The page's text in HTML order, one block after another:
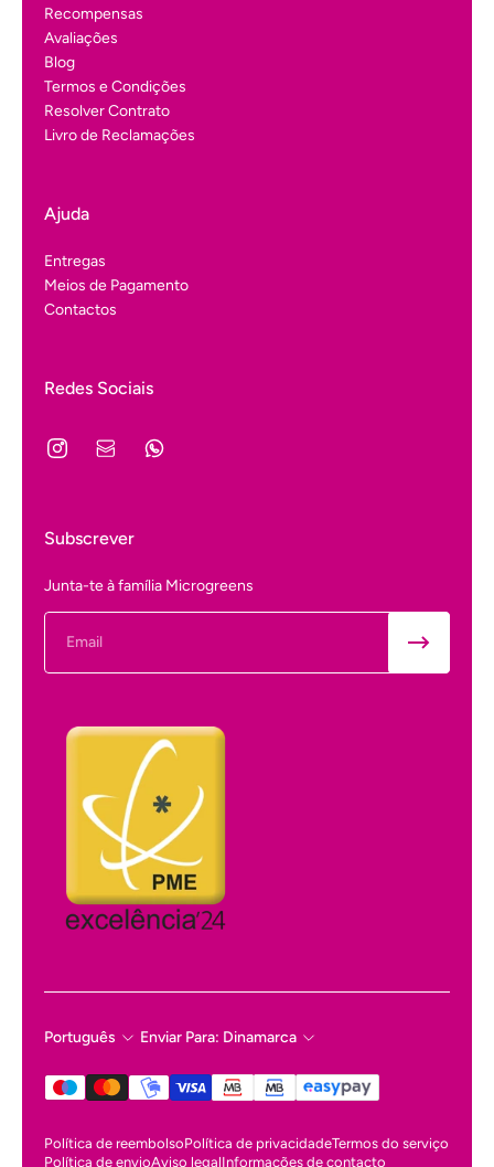
Recompensas
Avaliações
Blog
Termos e Condições
Resolver Contrato
Livro de Reclamações
Ajuda
Entregas
Meios de Pagamento
Contactos
Redes Sociais
Subscrever
Junta-te à família Microgreens
Português Enviar Para: Dinamarca
Política de reembolsoPolítica de privacidadeTermos do serviço
Política de envioAviso legalInformações de contacto